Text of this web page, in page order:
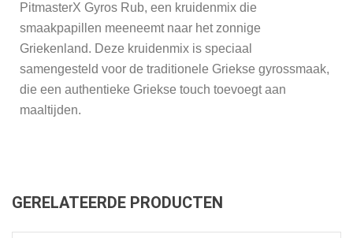
PitmasterX Gyros Rub, een kruidenmix die
smaakpapillen meeneemt naar het zonnige
Griekenland. Deze kruidenmix is ​​speciaal
samengesteld voor de traditionele Griekse gyrossmaak,
die een authentieke Griekse touch toevoegt aan
maaltijden.
GERELATEERDE PRODUCTEN